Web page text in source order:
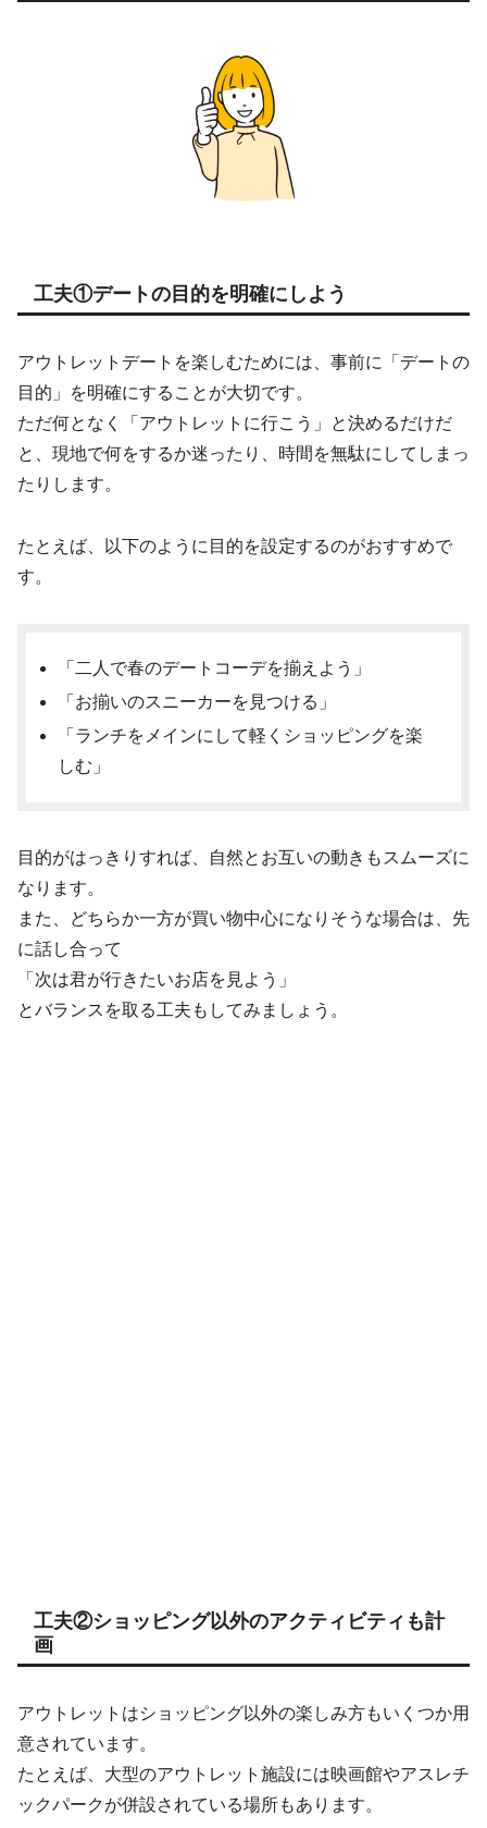
工夫①デートの目的を明確にしよう
アウトレットデートを楽しむためには、事前に「デートの
目的」を明確にすることが大切です。
ただ何となく「アウトレットに行こう」と決めるだけだ
と、現地で何をするか迷ったり、時間を無駄にしてしまっ
たりします。
たとえば、以下のように目的を設定するのがおすすめで
す。
「二人で春のデートコーデを揃えよう」
「お揃いのスニーカーを見つける」
「ランチをメインにして軽くショッピングを楽
しむ」
目的がはっきりすれば、自然とお互いの動きもスムーズに
なります。
また、どちらか一方が買い物中心になりそうな場合は、先
に話し合って
「次は君が行きたいお店を見よう」
とバランスを取る工夫もしてみましょう。
工夫②ショッピング以外のアクティビティも計
画
アウトレットはショッピング以外の楽しみ方もいくつか用
意されています。
たとえば、大型のアウトレット施設には映画館やアスレチ
ックパークが併設されている場所もあります。